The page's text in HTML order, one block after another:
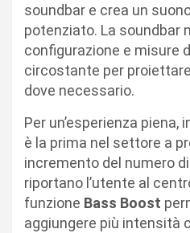
soundbar e crea un
potenziato. La soundbar
configurazione e misure
circostante per
dove necessario.
Per un’esperienza piena,
è la prima nel settore a
incremento del numero
riportano l’utente al
funzione Bass Boost
aggiungere più intensità